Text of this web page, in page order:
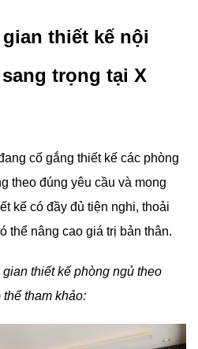
thiết kế nội
trọng tại X
cố gắng thiết kế các phòng
theo đúng yêu cầu và mong
kế có đầy đủ tiện nghi, thoải
thể nâng cao giá trị bản thân.
thiết kế phòng ngủ theo
tham khảo: